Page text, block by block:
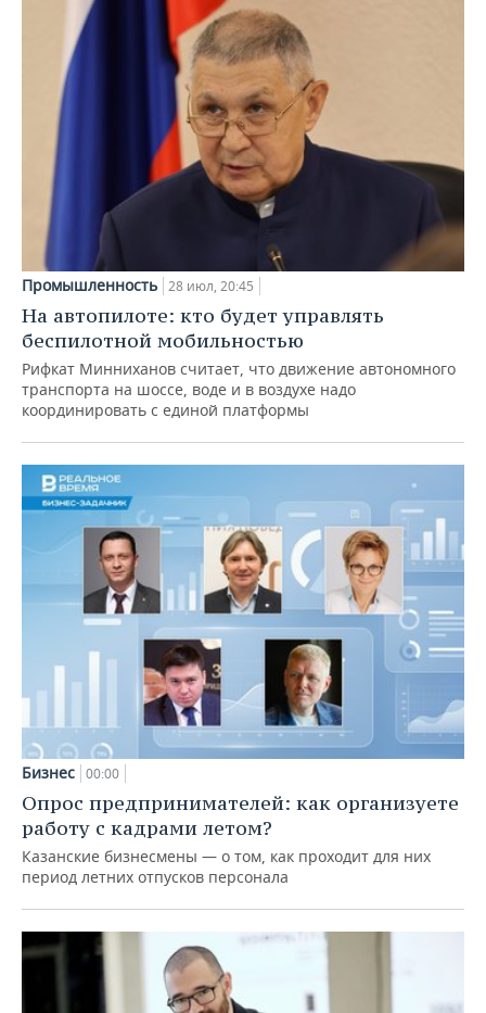
Промышленность 28 июл, 20:45
На автопилоте: кто будет управлять
беспилотной мобильностью
Рифкат Минниханов считает, что движение автономного
транспорта на шоссе, воде и в воздухе надо
координировать с единой платформы
Бизнес 00:00
Опрос предпринимателей: как организуете
работу с кадрами летом?
Казанские бизнесмены — о том, как проходит для них
период летних отпусков персонала